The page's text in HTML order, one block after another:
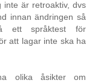
inte är retroaktiv, dvs
innan ändringen så
ett språktest för
att lagar inte ska ha
olika åsikter om